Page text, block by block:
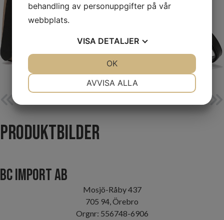
Produktbilder
BC Import AB
Mosjö-Råby 437
705 94, Örebro
Orgnr: 556748-6906
behandling av personuppgifter på vår
webbplats.
VISA DETALJER
AVVISA ALLA
OK